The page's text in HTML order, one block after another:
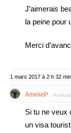
J’aimerais
la peine pour
Merci
1 mars 2017 à 2 h 32 min
AmelieP
Si tu ne veux
un visa